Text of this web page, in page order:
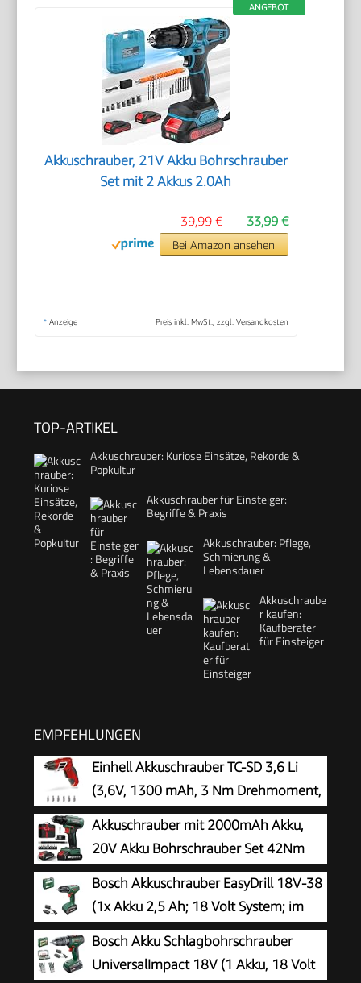
ANGEBOT
Akkuschrauber, 21V Akku Bohrschrauber
Set mit 2 Akkus 2.0Ah
33,99 €
39,99 €
Bei Amazon ansehen
* Anzeige Preis inkl. MwSt., zzgl. Versandkosten
TOP-ARTIKEL
Akkuschrauber: Kuriose Einsätze, Rekorde &
Popkultur
Akkuschrauber für Einsteiger:
Begriffe & Praxis
Akkuschrauber: Pflege,
Schmierung &
Lebensdauer
Akkuschraube
r kaufen:
Kaufberater
für Einsteiger
EMPFEHLUNGEN
Einhell Akkuschrauber TC-SD 3,6 Li
(3,6V, 1300 mAh, 3 Nm Drehmoment,
Drehgelenk im Handgriff, LED-Licht,
Softgriff, Ladekontrollleuchte, inkl. 6 Bits)
Akkuschrauber mit 2000mAh Akku,
20V Akku Bohrschrauber Set 42Nm
Max, 2-Gang Akku-Bohrmaschine,
Kompatibel mit Makita Akku, 25+1
Drehmomentstufen, 10mm Bohrfutter, LED-
Licht, Für Reparatur und DIY Grün
Bosch Akkuschrauber EasyDrill 18V-38
(1x Akku 2,5 Ah; 18 Volt System; im
Koffer)
Bosch Akku Schlagbohrschrauber
UniversalImpact 18V (1 Akku, 18 Volt